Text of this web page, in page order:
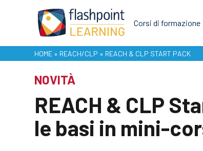
Corsi di formazione
HOME » REACH/CLP » REACH & CLP START PACK
NOVITÀ
REACH & CLP
le basi in mini-